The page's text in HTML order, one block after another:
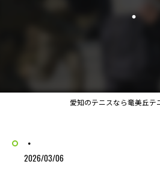
・
愛知のテニスなら竜美丘テ
・
2026/03/06